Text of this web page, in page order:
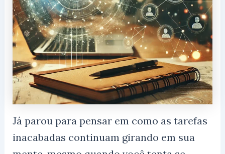
Já parou para pensar em como as tarefas
inacabadas continuam girando em sua